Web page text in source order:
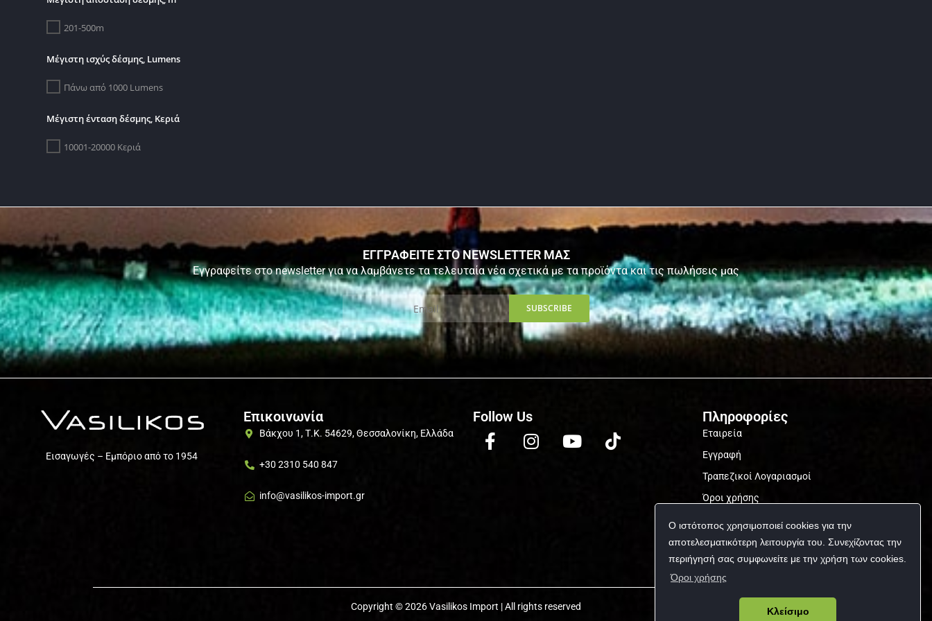
Ο ιστότοπος χρησιμοποιεί cookies για την
αποτελεσματικότερη λειτουργία του. Συνεχίζοντας την
περιήγησή σας συμφωνείτε με την χρήση των cookies.
Όροι χρήσης
Κλείσιμο
201-500m
Μέγιστη ισχύς δέσμης, Lumens
Πάνω από 1000 Lumens
Μέγιστη ένταση δέσμης, Κεριά
10001-20000 Κεριά
ΕΓΓΡΑΦΕΙΤΕ ΣΤΟ NEWSLETTER ΜΑΣ
Εγγραφείτε στο newsletter για να λαμβάνετε τα τελευταία νέα σχετικά με τα προϊόντα και τις πωλήσεις μας
Εισαγωγές – Εμπόριο από το 1954
Επικοινωνία
Βάκχου 1, Τ.Κ. 54629, Θεσσαλονίκη, Ελλάδα
+30 2310 540 847
info@vasilikos-import.gr
Follow Us Πληροφορίες
Εταιρεία
Εγγραφή
Τραπεζικοί Λογαριασμοί
Όροι χρήσης
Προσωπικά δεδομένα
Copyright © 2026 Vasilikos Import | All rights reserved